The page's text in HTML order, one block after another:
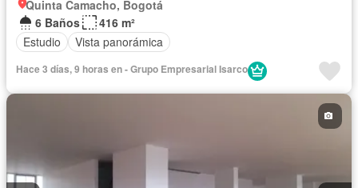
Quinta Camacho, Bogotá
6 Baños
416 m²
Estudio
Vista panorámica
Hace 3 días, 9 horas en - Grupo Empresarial Isarco